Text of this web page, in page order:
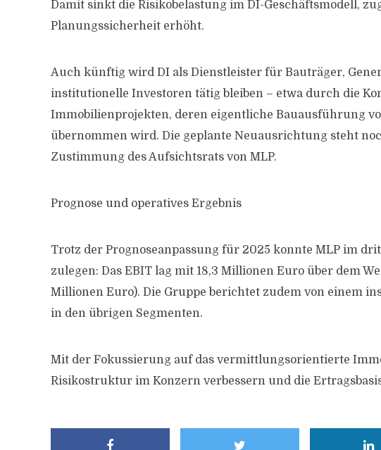
Damit sinkt die Risikobelastung im DI-Geschäftsmodell,
Planungssicherheit erhöht.
Auch künftig wird DI als Dienstleister für Bauträger,
institutionelle Investoren tätig bleiben – etwa durch die
Immobilienprojekten, deren eigentliche Bauausführung
übernommen wird. Die geplante Neuausrichtung steht
Zustimmung des Aufsichtsrats von MLP.
Prognose und operatives Ergebnis
Trotz der Prognoseanpassung für 2025 konnte MLP im
zulegen: Das EBIT lag mit 18,3 Millionen Euro über dem
Millionen Euro). Die Gruppe berichtet zudem von einem
in den übrigen Segmenten.
Mit der Fokussierung auf das vermittlungsorientierte
Risikostruktur im Konzern verbessern und die